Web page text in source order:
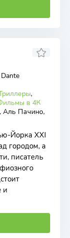
,
в 4К
Аль Пачино,
Йорка XXI
городом, а
писатель
и